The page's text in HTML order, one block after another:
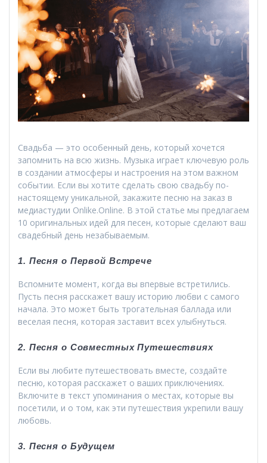
Свадьба — это особенный день, который хочется
запомнить на всю жизнь. Музыка играет ключевую роль
в создании атмосферы и настроения на этом важном
событии. Если вы хотите сделать свою свадьбу по-
настоящему уникальной, закажите песню на заказ в
медиастудии Onlike.Online. В этой статье мы предлагаем
10 оригинальных идей для песен, которые сделают ваш
свадебный день незабываемым.
1. Песня о Первой Встрече
Вспомните момент, когда вы впервые встретились.
Пусть песня расскажет вашу историю любви с самого
начала. Это может быть трогательная баллада или
веселая песня, которая заставит всех улыбнуться.
2. Песня о Совместных Путешествиях
Если вы любите путешествовать вместе, создайте
песню, которая расскажет о ваших приключениях.
Включите в текст упоминания о местах, которые вы
посетили, и о том, как эти путешествия укрепили вашу
любовь.
3. Песня о Будущем